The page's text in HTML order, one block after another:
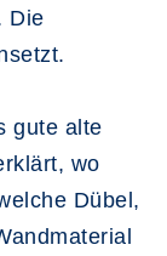
Die
gute alte
wo
Dübel,